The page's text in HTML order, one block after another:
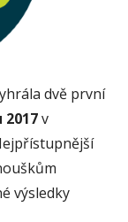
dvě první
v
výsledky